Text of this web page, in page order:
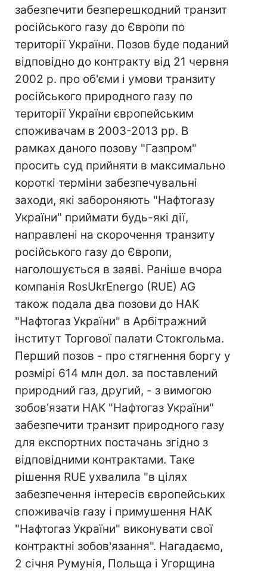
забезпечити безперешкодний транзит
російського газу до Європи по
території України. Позов буде поданий
відповідно до контракту від 21 червня
2002 р. про об'єми і умови транзиту
російського природного газу по
території України європейським
споживачам в 2003-2013 рр. В
рамках даного позову "Газпром"
просить суд прийняти в максимально
короткі терміни забезпечувальні
заходи, які забороняють "Нафтогазу
України" приймати будь-які дії,
направлені на скорочення транзиту
російського газу до Європи,
наголошується в заяві. Раніше вчора
компанія RosUkrEnergo (RUE) AG
також подала два позови до НАК
"Нафтогаз України" в Арбітражний
інститут Торгової палати Стокгольма.
Перший позов - про стягнення боргу у
розмірі 614 млн дол. за поставлений
природний газ, другий, - з вимогою
зобов'язати НАК "Нафтогаз України"
забезпечити транзит природного газу
для експортних постачань згідно з
відповідними контрактами. Таке
рішення RUE ухвалила "в цілях
забезпечення інтересів європейських
споживачів газу і примушення НАК
"Нафтогаз України" виконувати свої
контрактні зобов'язання". Нагадаємо,
2 січня Румунія, Польща і Угорщина